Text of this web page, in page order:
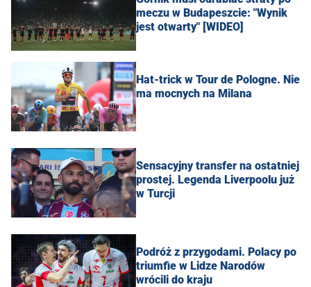
meczu w Budapeszcie: "Wynik
jest otwarty" [WIDEO]
Hat-trick w Tour de Pologne. Nie
ma mocnych na Milana
Sensacyjny transfer na ostatniej
prostej. Legenda Liverpoolu już
w Turcji
Podróż z przygodami. Polacy po
triumfie w Lidze Narodów
wrócili do kraju